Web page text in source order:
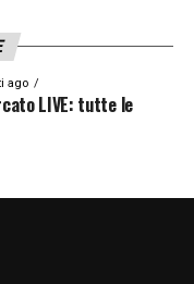
ago
LIVE: tutte le